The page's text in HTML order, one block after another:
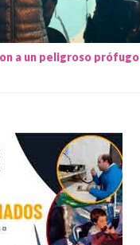
a un peligroso prófugo